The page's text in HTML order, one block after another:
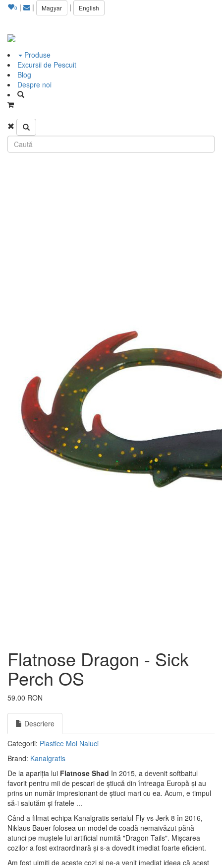
0 | | Magyar | English
Produse
Excursii de Pescuit
Blog
Despre noi
Flatnose Dragon - Sick
Perch OS
59.00 RON
Descriere
Categorii: Plastice Moi Naluci
Brand: Kanalgratis
De la apariția lui Flatnose Shad în 2015, a devenit softbaitul
favorit pentru mii de pescari de știucă din întreaga Europă și au
prins un număr impresionant de știuci mari cu ea. Acum, e timpul
să-i salutăm și fratele ...
Când a filmat echipa Kanalgratis serialul Fly vs Jerk 8 în 2016,
Niklaus Bauer folosea un model de coadă nemaivăzut pănă
atunci pe muștele lui artificial numită "Dragon Tails". Mișcarea
cozilor a fost extraordinară și s-a dovedit imediat foarte eficient.
Am fost uimiți de aceste cozi și ne-a venit imediat ideea că acest